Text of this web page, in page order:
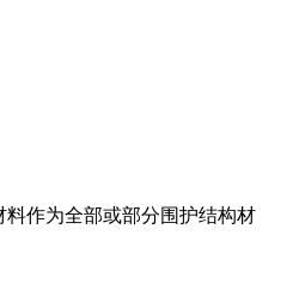
作为全部或部分围护结构材